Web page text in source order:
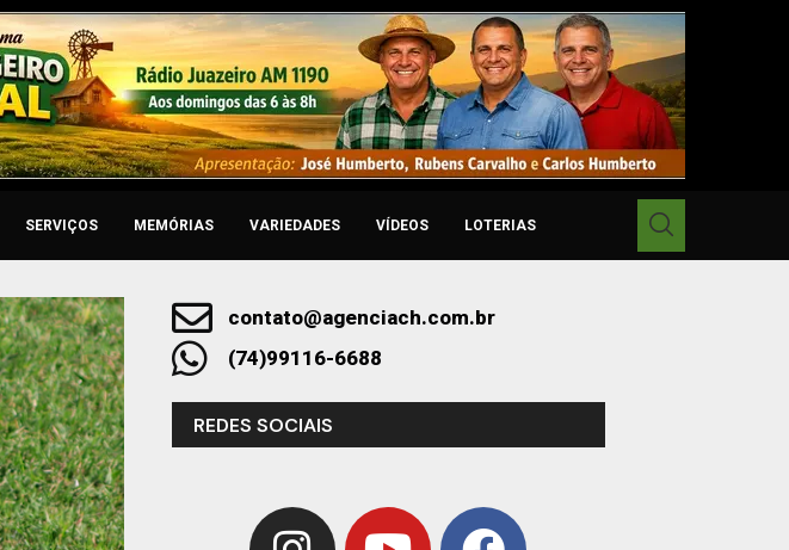
SERVIÇOS MEMÓRIAS VARIEDADES VÍDEOS LOTERIAS
contato@agenciach.com.br
(74)99116-6688
REDES SOCIAIS